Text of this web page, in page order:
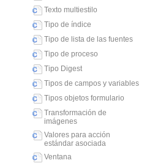
Texto multiestilo
Tipo de índice
Tipo de lista de las fuentes
Tipo de proceso
Tipo Digest
Tipos de campos y variables
Tipos objetos formulario
Transformación de
imágenes
Valores para acción
estándar asociada
Ventana